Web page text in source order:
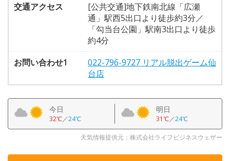
交通アクセス
[公共交通]地下鉄南北線「広瀬
通」駅西5出口より徒歩約3分／
「勾当台公園」駅南3出口より徒歩
約4分
お問い合わせ1
022-796-9727 リアル脱出ゲーム仙
台店
今日
32℃／24℃
明日
31℃／24℃
天気情報提供元：株式会社ライフビジネスウェザー